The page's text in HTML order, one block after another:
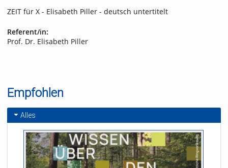
ZEIT für X - Elisabeth Piller - deutsch untertitelt
Referent/in:
Prof. Dr. Elisabeth Piller
Empfohlen
Alles